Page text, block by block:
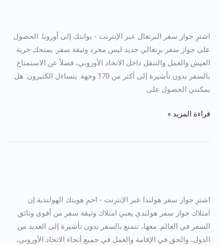
اشترِ جواز سفر البرتغال عبر الإنترنت - بوابتك إلى أوروبا. الحصول
على جواز سفر برتغالي جديد ليس مجرد وثيقة سفر. يمنحك حرية
العيش والعمل والتنقل داخل الاتحاد الأوروبي، فضلاً عن الاستمتاع
بالسفر بدون تأشيرة إلى أكثر من 170 وجهة. يتساءل الكثيرون: هل
يمكنني الحصول على
سفر
برتغالي
قراءة المزيد »
اشترِ جواز سفر هولندا عبر الإنترنت - احمِ هويتك الهولندية إن
امتلاك جواز سفر هولندي يعني امتلاك وثيقة سفر من أقوى وثائق
السفر في العالم. معها، تتمتع بالسفر بدون تأشيرة إلى العديد من
الدول، والحق في الإقامة والعمل في جميع أنحاء الاتحاد الأوروبي،
سفر
هولندا